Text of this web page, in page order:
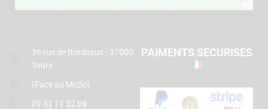
36 rue de Bordeaux - 37000
Tours
(Face au McDo)
09 51 11 52 69
PAIMENTS SECURISES